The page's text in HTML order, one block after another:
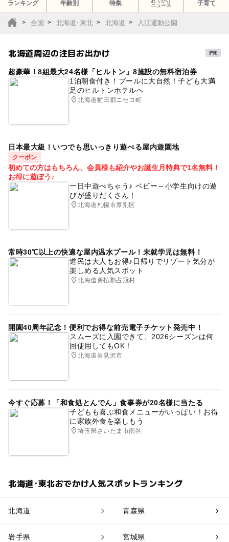
ランキング 年齢別 特集
ニュース
子育て
全国 北海道･東北 北海道 入江運動公園
北海道周辺の注目お出かけ
超豪華！8組最大24名様「ヒルトン」8施設の無料宿泊券
1泊朝食付き！プールに大自然！子ども大満
足のヒルトンホテルへ
北海道虻田郡ニセコ町
日本最大級！いつでも思いっきり遊べる屋内遊園地
クーポン
初めての方はもちろん、会員様も紹介やお誕生月特典で1名無料！
お得に遊ぼう♪
一日中遊べちゃう♪ ベビー～小学生向けの遊
びが盛りだくさん！
北海道札幌市厚別区
常時30℃以上の快適な屋内温水プール！未就学児は無料！
道民は大人もお得♪日帰りでリゾート気分が
楽しめる人気スポット
北海道勇払郡占冠村
開園40周年記念！便利でお得な前売電子チケット発売中！
スムーズに入園できて、2026シーズンは何
回使用してもOK！
北海道岩見沢市
今すぐ応募！「和食処とんでん」食事券が20名様に当たる
子どもも喜ぶ和食メニューがいっぱい！お得
に家族外食を楽しもう
埼玉県さいたま市南区
北海道･東北おでかけ人気スポットランキング
北海道 青森県
岩手県 宮城県